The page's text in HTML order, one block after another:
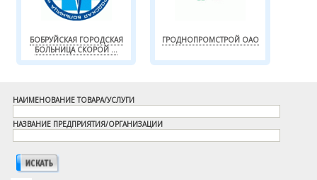
БОБРУЙСКАЯ ГОРОДСКАЯ
БОЛЬНИЦА СКОРОЙ ...
ГРОДНОПРОМСТРОЙ ОАО
НАИМЕНОВАНИЕ ТОВАРА/УСЛУГИ
НАЗВАНИЕ ПРЕДПРИЯТИЯ/ОРГАНИЗАЦИИ